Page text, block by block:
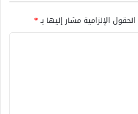
الحقول الإلزامية مشار إليها بـ*